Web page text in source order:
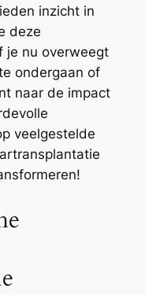
inzicht in
deze
je nu overweegt
ondergaan of
naar de impact
veelgestelde